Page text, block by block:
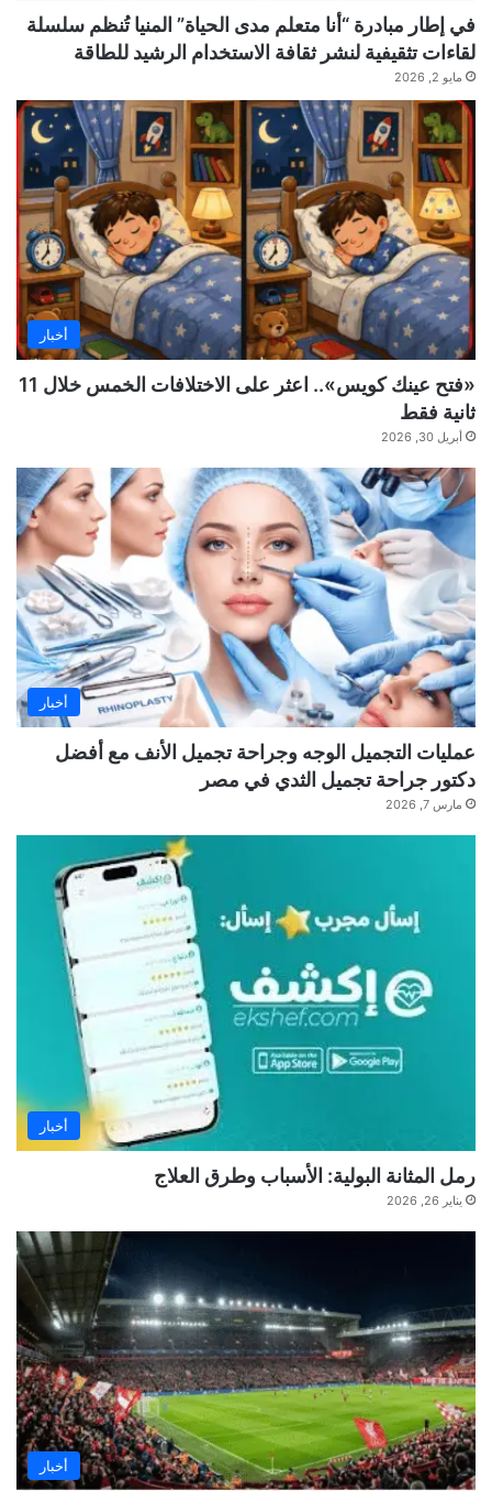
في إطار مبادرة “أنا متعلم مدى الحياة” المنيا تُنظم سلسلة
لقاءات تثقيفية لنشر ثقافة الاستخدام الرشيد للطاقة
مايو 2, 2026
أخبار
«فتح عينك كويس».. اعثر على الاختلافات الخمس خلال 11
ثانية فقط
أبريل 30, 2026
أخبار
عمليات التجميل الوجه وجراحة تجميل الأنف مع أفضل
دكتور جراحة تجميل الثدي في مصر
مارس 7, 2026
أخبار
رمل المثانة البولية: الأسباب وطرق العلاج
يناير 26, 2026
أخبار